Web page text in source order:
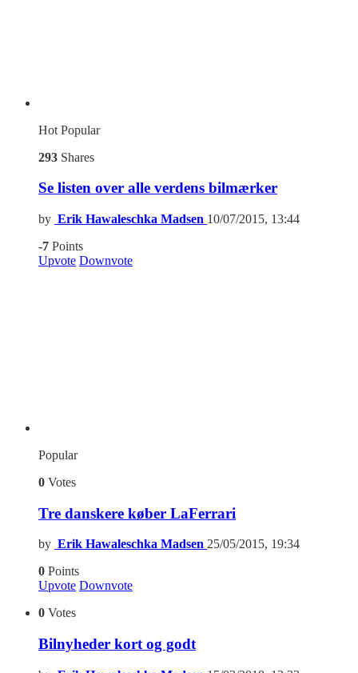
Hot Popular
293 Shares
Se listen over alle verdens bilmærker
by Erik Hawaleschka Madsen 10/07/2015, 13:44
-7 Points
Upvote Downvote
Popular
0 Votes
Tre danskere køber LaFerrari
by Erik Hawaleschka Madsen 25/05/2015, 19:34
0 Points
Upvote Downvote
0 Votes
Bilnyheder kort og godt